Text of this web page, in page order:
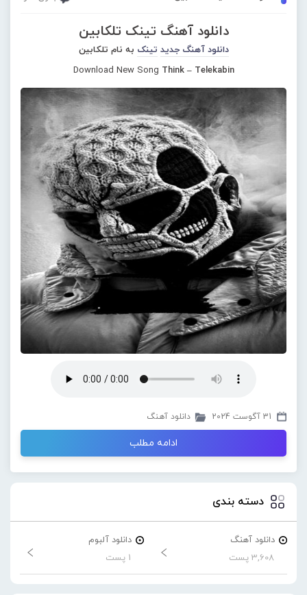
دانلود آهنگ تینک تلکابین
دانلود آهنگ جدید تینک به نام تلکابین
Download New Song Think – Telekabin
31 آگوست 2024 دانلود آهنگ
ادامه مطلب
دسته بندی
دانلود آهنگ
3,608 پست
دانلود آلبوم
1 پست